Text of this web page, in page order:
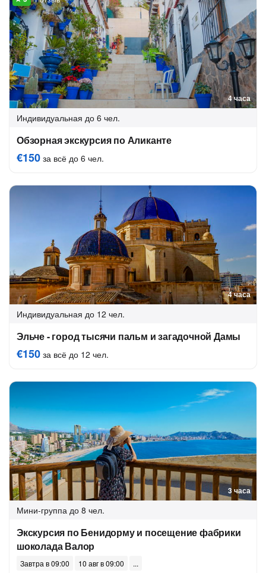
4 часа
Индивидуальная до 6 чел.
Обзорная экскурсия по Аликанте
€150 за всё до 6 чел.
4 часа
Индивидуальная до 12 чел.
Эльче - город тысячи пальм и загадочной Дамы
€150 за всё до 12 чел.
3 часа
Мини-группа до 8 чел.
Экскурсия по Бенидорму и посещение фабрики
шоколада Валор
Завтра в 09:00 10 авг в 09:00